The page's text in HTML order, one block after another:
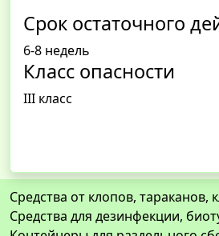
Срок остаточного
6-8 недель
Класс опасности
III класс
Средства от клопов, тараканов,
Средства для дезинфекции,